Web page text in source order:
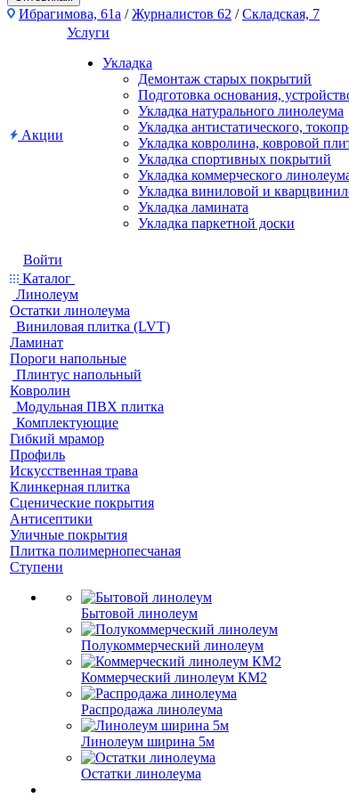
Ибрагимова, 61а /Журналистов 62 /Складская, 7
Акции
Услуги
Укладка
Демонтаж старых покрытий
Подготовка основания,
Укладка натурального линолеума
Укладка антистатического,
Укладка ковролина, ковровой
Укладка спортивных покрытий
Укладка коммерческого
Укладка виниловой и
Укладка ламината
Укладка паркетной доски
Войти
Каталог
Линолеум
Остатки линолеума
Виниловая плитка (LVT)
Ламинат
Пороги напольные
Плинтус напольный
Ковролин
Модульная ПВХ плитка
Комплектующие
Гибкий мрамор
Профиль
Искусственная трава
Клинкерная плитка
Сценические покрытия
Антисептики
Уличные покрытия
Плитка полимернопесчаная
Ступени
Бытовой линолеум
Полукоммерческий линолеум
Коммерческий линолеум КМ2
Распродажа линолеума
Линолеум ширина 5м
Остатки линолеума